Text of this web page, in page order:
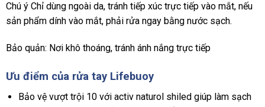
Chú ý Chỉ dùng ngoài da, tránh tiếp xúc trực tiếp vào mắt, nếu
sản phẩm dính vào mắt, phải rửa ngay bằng nước sạch.
Bảo quản: Nơi khô thoáng, tránh ánh nắng trực tiếp
Ưu điểm của rửa tay Lifebuoy
Bảo vệ vượt trội 10 với activ naturol shiled giúp làm sạch